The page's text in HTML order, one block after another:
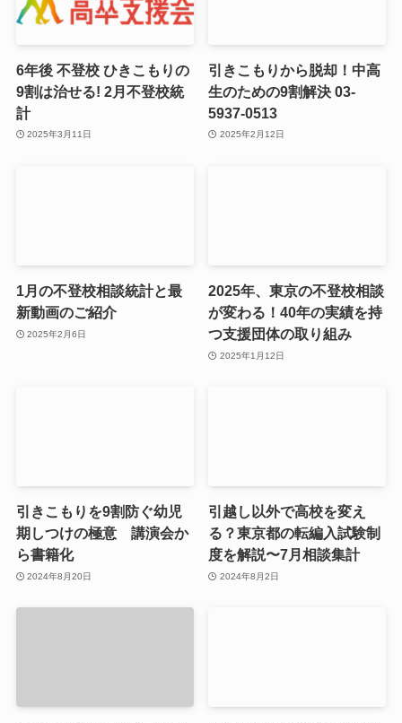
6年後 不登校 ひきこもりの
9割は治せる! 2月不登校統
計
2025年3月11日
引きこもりから脱却！中高
生のための9割解決 03-
5937-0513
2025年2月12日
1月の不登校相談統計と最
新動画のご紹介
2025年2月6日
2025年、東京の不登校相談
が変わる！40年の実績を持
つ支援団体の取り組み
2025年1月12日
引きこもりを9割防ぐ幼児
期しつけの極意 講演会か
ら書籍化
2024年8月20日
引越し以外で高校を変え
る？東京都の転編入試験制
度を解説〜7月相談集計
2024年8月2日